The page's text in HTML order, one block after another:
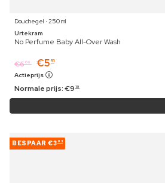
Douchegel ⋅ 250 ml
Urtekram
No Perfume Baby All-Over Wash
€609 €5 91
Actieprijs
Normale prijs:€9 19
BESPAAR €3 93